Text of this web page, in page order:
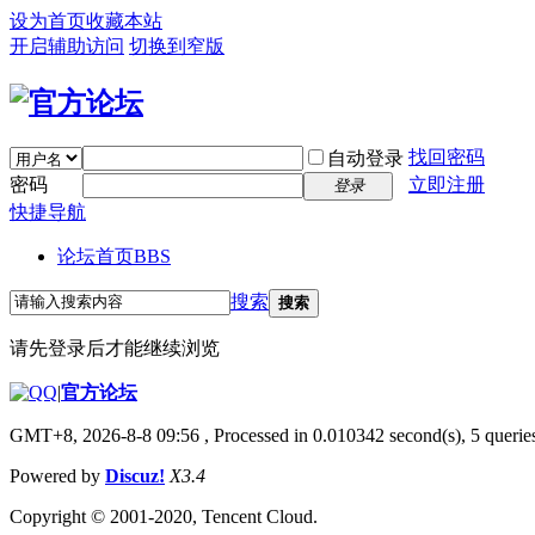
设为首页收藏本站
开启辅助访问 切换到窄版
自动登录 找回密码
密码
登录
立即注册
快捷导航
论坛首页BBS
搜索 搜索
请先登录后才能继续浏览
|官方论坛
GMT+8, 2026-8-8 09:56 , Processed in 0.010342 second(s), 5
Powered by Discuz! X3.4
Copyright © 2001-2020, Tencent Cloud.